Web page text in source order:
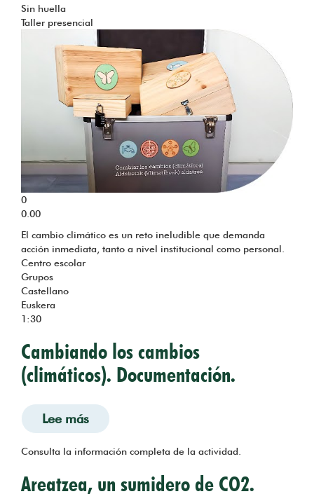
Tema
Sin huella
Taller presencial
0
0.00
El cambio climático es un reto ineludible que demanda
acción inmediata, tanto a nivel institucional como personal.
Centro escolar
Grupos
Castellano
Euskera
1:30
Cambiando los cambios
(climáticos). Documentación.
Lee más sobre Cambiando los cambios
Consulta la información completa de la actividad.
Areatzea, un sumidero de CO2.